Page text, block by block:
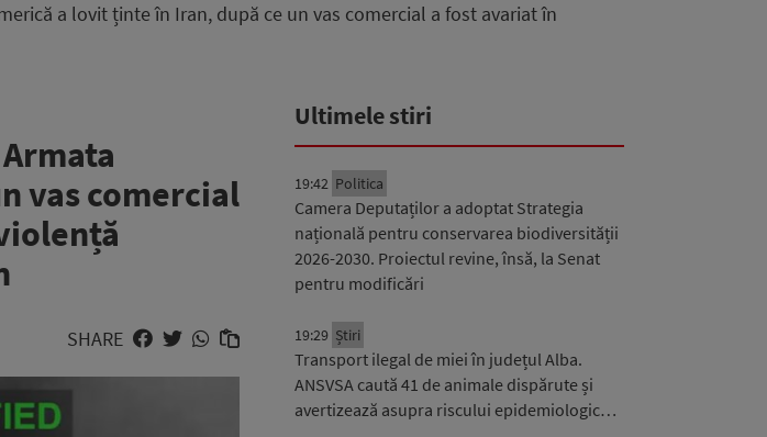
a lovit ținte în Iran, după ce un vas comercial a fost avariat în
vas comercial
SHARE
Ultimele stiri
19:42 Politica
Camera Deputaților a adoptat Strategia
națională pentru conservarea biodiversității
2026-2030. Proiectul revine, însă, la Senat
pentru modificări
19:29 Știri
Transport ilegal de miei în județul Alba.
ANSVSA caută 41 de animale dispărute și
avertizează asupra riscului epidemiologic…